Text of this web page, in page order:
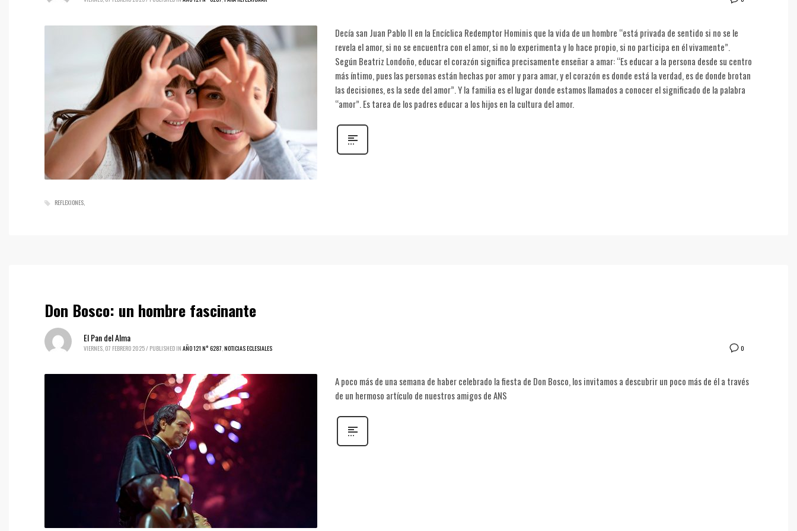
Decía san Juan Pablo II en la Encíclica Redemptor Hominis que la vida de un hombre “está privada de sentido si no se le
revela el amor, si no se encuentra con el amor, si no lo experimenta y lo hace propio, si no participa en él vivamente”.
Según Beatriz Londoño, educar el corazón significa precisamente enseñar a amar: “Es educar a la persona desde su centro
más íntimo, pues las personas están hechas por amor y para amar, y el corazón es donde está la verdad, es de donde brotan
las decisiones, es la sede del amor”. Y la familia es el lugar donde estamos llamados a conocer el significado de la palabra
“amor”. Es tarea de los padres educar a los hijos en la cultura del amor.
REFLEXIONES
Don Bosco: un hombre fascinante
0
El Pan del Alma
VIERNES, 07 FEBRERO 2025/ PUBLISHED IN AÑO 121 N° 6287 NOTICIAS ECLESIALES
A poco más de una semana de haber celebrado la fiesta de Don Bosco, los invitamos a descubrir un poco más de él a través
de un hermoso artículo de nuestros amigos de ANS